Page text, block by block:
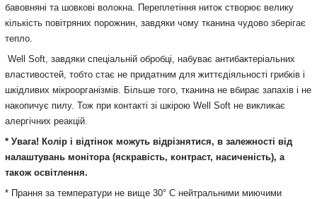
бавовняні та шовкові волокна. Переплетіння ниток створює велику
кількість повітряних порожнин, завдяки чому тканина чудово зберігає
тепло.
Well Soft, завдяки спеціальній обробці, набуває антибактеріальних
властивостей, тобто стає не придатним для життєдіяльності грибків і
шкідливих мікроорганізмів. Більше того, тканина не вбирає запахів і не
накопичує пилу. Тож при контакті зі шкірою Well Soft не викликає
алергічних реакцій.
* Увага! Колір і відтінок можуть відрізнятися, в залежності від
налаштувань монітора (яскравість, контраст, насиченість), а
також освітлення.
* Прання за температури не вище 30° С нейтральними миючими